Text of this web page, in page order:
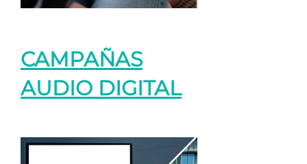
CAMPAÑAS
AUDIO DIGITAL